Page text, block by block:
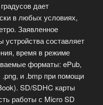
дает
в любых условиях,
Заявленное
устройства составляет
время в режиме
форматы: ePub,
.png, и .bmp при помощи
SD/SDHC карты
работы с Micro SD